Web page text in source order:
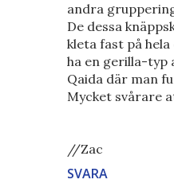
andra
De dessa
kleta fast på
ha en gerilla-typ
Qaida där man
Mycket svårare
//Zac
SVARA